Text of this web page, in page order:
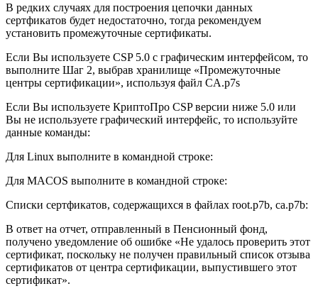
В редких случаях для построения цепочки данных
сертфикатов будет недостаточно, тогда рекомендуем
установить промежуточные сертификаты.
Если Вы используете CSP 5.0 с графическим интерфейсом, то
выполните Шаг 2, выбрав хранилище «Промежуточные
центры сертификации», используя файл CA.p7s
Если Вы используете КриптоПро CSP версии ниже 5.0 или
Вы не используете графический интерфейс, то используйте
данные команды:
Для Linux выполните в командной строке:
Для MACOS выполните в командной строке:
Списки сертфикатов, содержащихся в файлах root.p7b, ca.p7b:
В ответ на отчет, отправленный в Пенсионный фонд,
получено уведомление об ошибке «Не удалось проверить этот
сертификат, поскольку не получен правильный список отзыва
сертификатов от центра сертификации, выпустившего этот
сертификат».